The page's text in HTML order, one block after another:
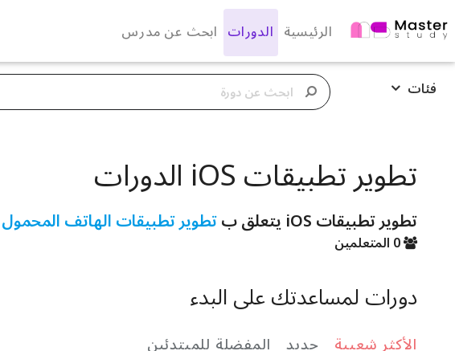
الرئيسية الدورات ابحث عن مدرس
فئات
تطوير تطبيقات iOS الدورات
تطوير تطبيقات iOS يتعلق ب تطوير تطبيقات الهاتف المحمول
دورات لمساعدتك على البدء
الأكثر شعبية جديد المفضلة للمبتدئين